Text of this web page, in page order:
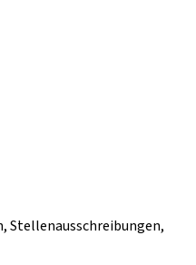
Stellenausschreibungen,